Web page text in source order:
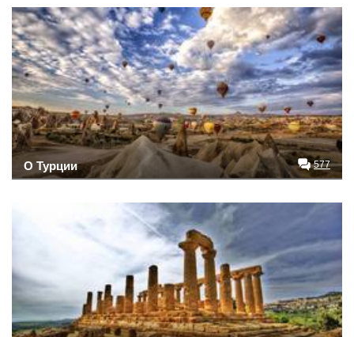
О Турции 577